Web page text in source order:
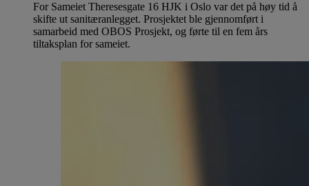
For Sameiet Theresesgate 16 HJK i Oslo var det på høy tid å
skifte ut sanitæranlegget. Prosjektet ble gjennomført i
samarbeid med OBOS Prosjekt, og førte til en fem års
tiltaksplan for sameiet.